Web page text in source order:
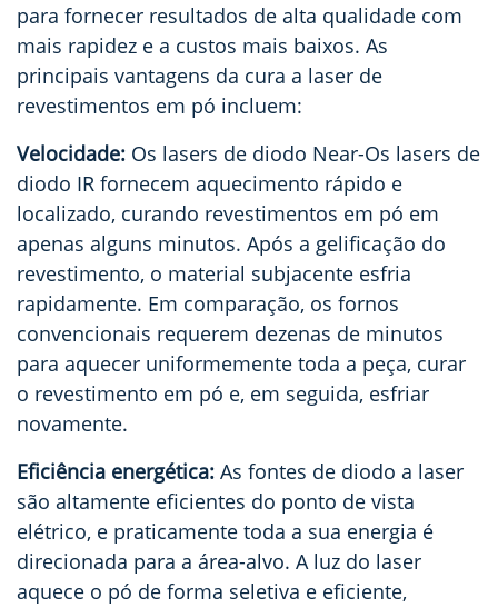
para fornecer resultados de alta qualidade com
mais rapidez e a custos mais baixos. As
principais vantagens da cura a laser de
revestimentos em pó incluem:
Velocidade: Os lasers de diodo Near-Os lasers de
diodo IR fornecem aquecimento rápido e
localizado, curando revestimentos em pó em
apenas alguns minutos. Após a gelificação do
revestimento, o material subjacente esfria
rapidamente. Em comparação, os fornos
convencionais requerem dezenas de minutos
para aquecer uniformemente toda a peça, curar
o revestimento em pó e, em seguida, esfriar
novamente.
Eficiência energética: As fontes de diodo a laser
são altamente eficientes do ponto de vista
elétrico, e praticamente toda a sua energia é
direcionada para a área-alvo. A luz do laser
aquece o pó de forma seletiva e eficiente,